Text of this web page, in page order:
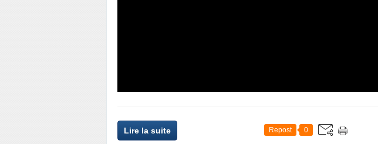
Lire la suite Repost 0